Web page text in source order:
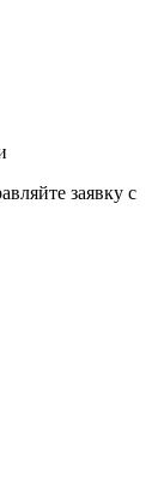
заявку с